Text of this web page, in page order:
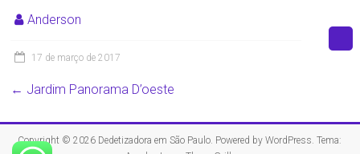
Anderson
17 de março de 2017
← Jardim Panorama D’oeste
Copyright © 2026 Dedetizadora em São Paulo. Powered byWordPress. Tema: